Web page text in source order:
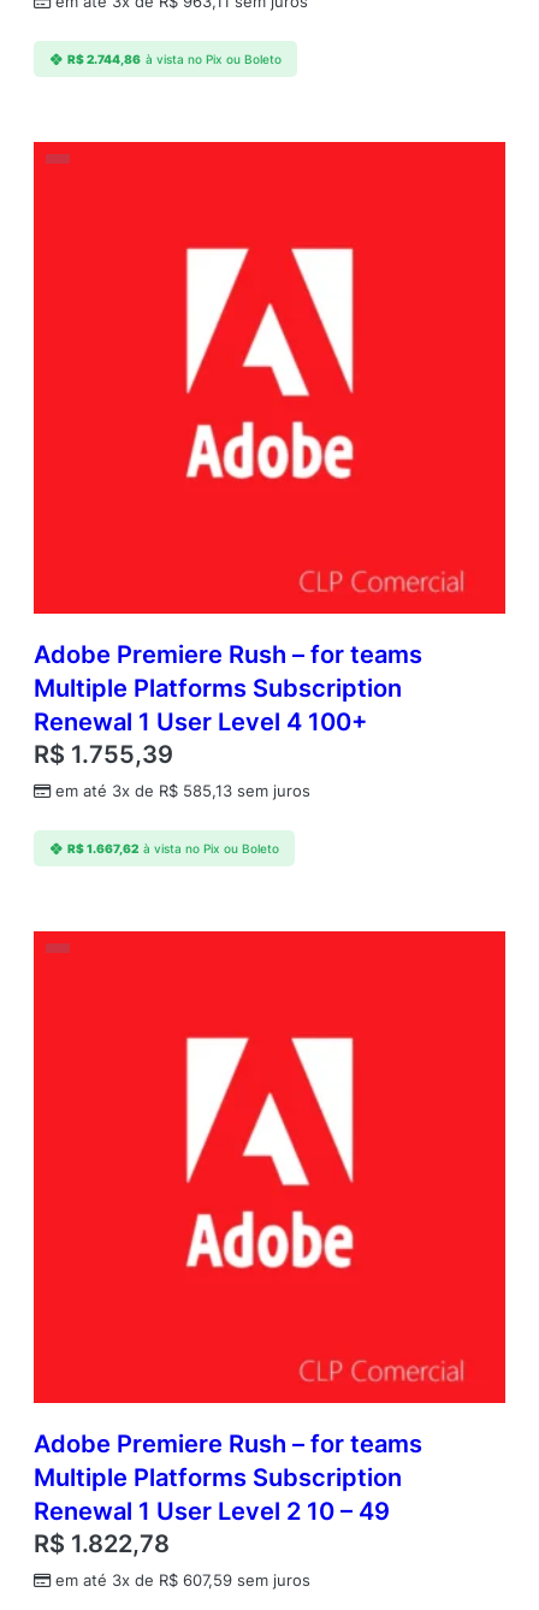
R$2.744,86 à vista no Pix ou Boleto
Adobe Premiere Rush – for teams
Multiple Platforms Subscription
Renewal 1 User Level 4 100+
R$ 1.755,39
em até 3x de R$ 585,13 sem juros
R$1.667,62 à vista no Pix ou Boleto
Adobe Premiere Rush – for teams
Multiple Platforms Subscription
Renewal 1 User Level 2 10 – 49
R$ 1.822,78
em até 3x de R$ 607,59 sem juros